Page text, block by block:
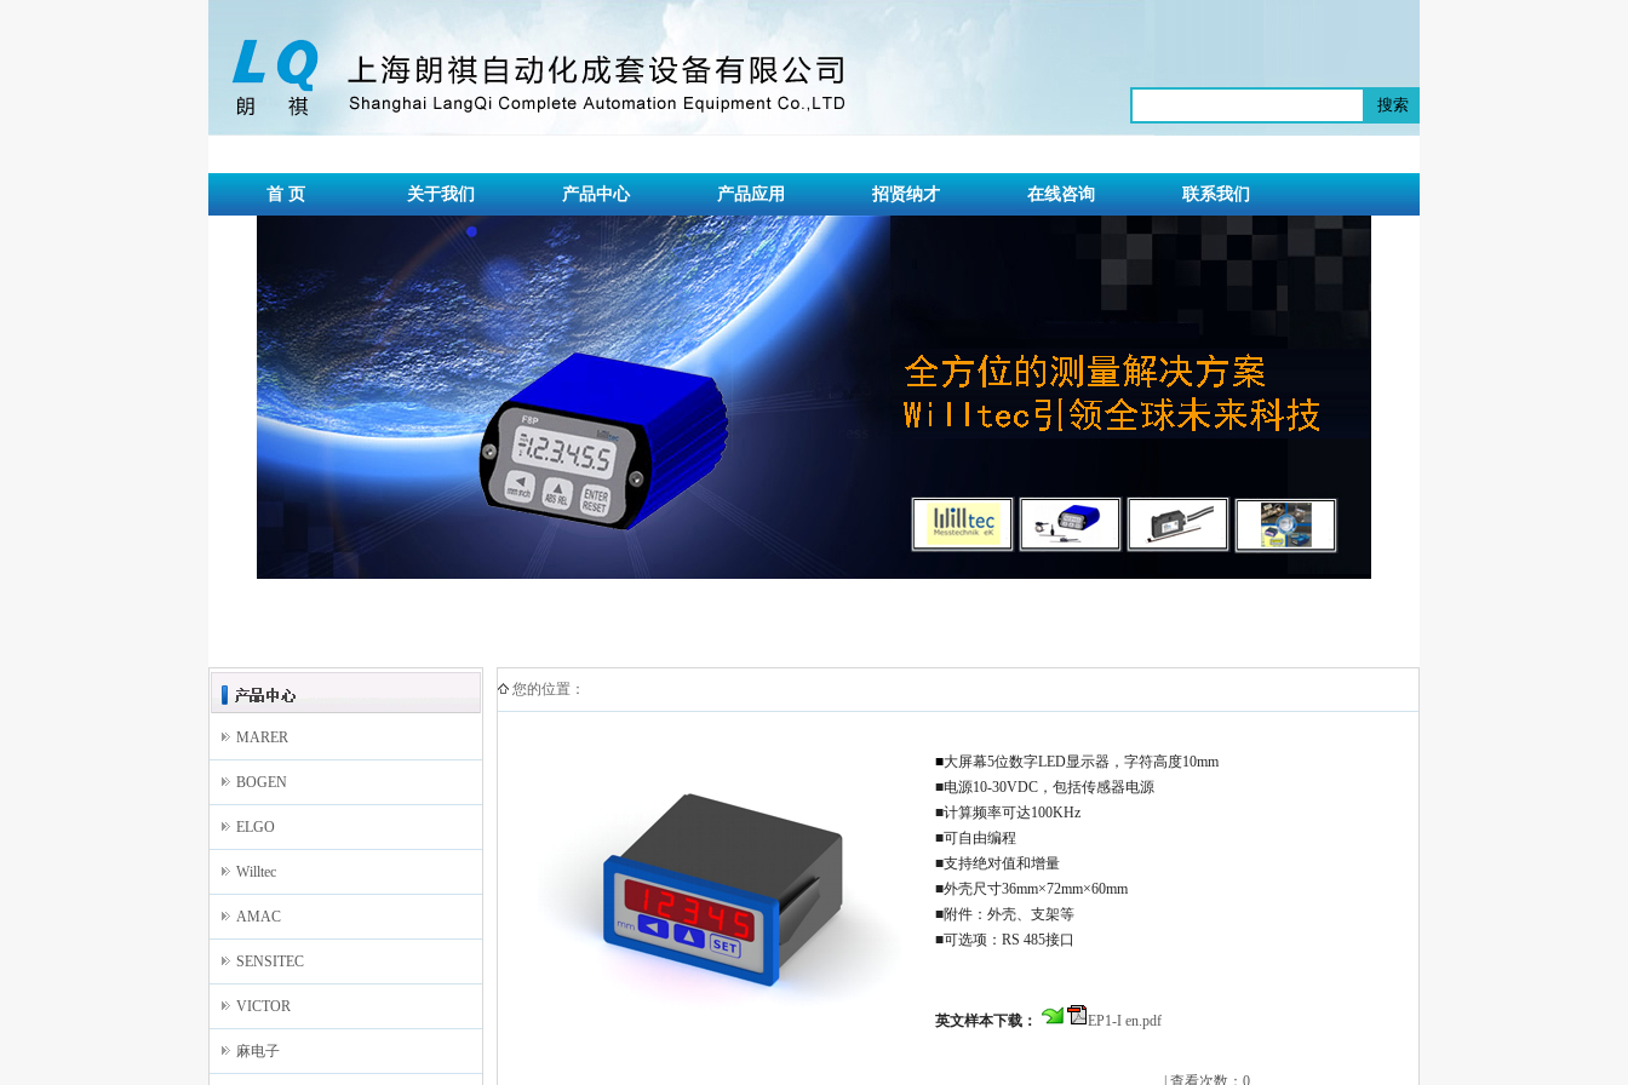
搜索
首 页 关于我们 产品中心 产品应用 招贤纳才 在线咨询 联系我们
MARER
BOGEN
ELGO
Willtec
AMAC
SENSITEC
VICTOR
麻电子
您的位置：
■大屏幕5位数字LED显示器，字符高度10mm
■电源10-30VDC，包括传感器电源
■计算频率可达100KHz
■可自由编程
■支持绝对值和增量
■外壳尺寸36mm×72mm×60mm
■附件：外壳、支架等
■可选项：RS 485接口
英文样本下载： EP1-I en.pdf
| 查看次数：0